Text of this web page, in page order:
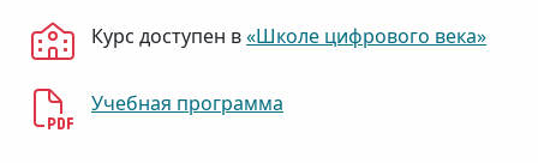
Курс доступен в«Школе цифрового века»
Учебная программа